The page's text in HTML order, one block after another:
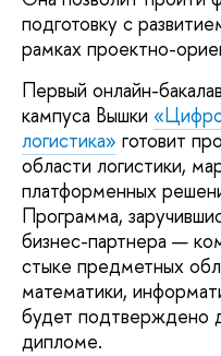
подготовку с
рамках проектно-
Первый онлайн-
кампуса Вышки
логистика» готовит
области логистики,
платформенных
Программа,
бизнес-партнера —
стыке предметных
математики,
будет подтверждено
дипломе.